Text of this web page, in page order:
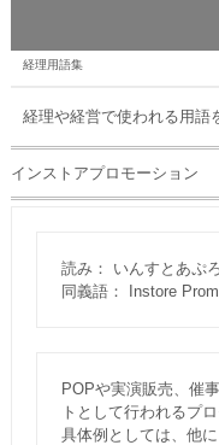
経理用語集
経理や経営で使われる用語
インストアプロモーション
読み： いんすとあぷ
同義語： Instore
POPや実演販売、催
トとして行われるプ
具体例としては、他